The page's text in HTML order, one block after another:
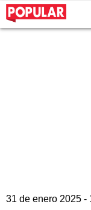
31 de enero 2025 -